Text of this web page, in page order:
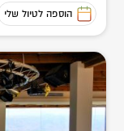
הוספה לטיול שלי